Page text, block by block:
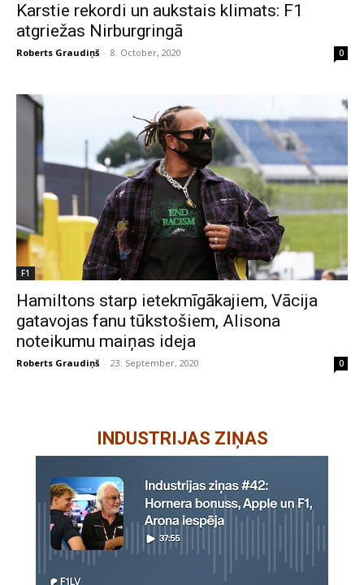
Karstie rekordi un aukstais klimats: F1
atgriežas Nirburgringā
Roberts Graudiņš - 8. October, 2020 0
F1
Hamiltons starp ietekmīgākajiem, Vācija
gatavojas fanu tūkstošiem, Alisona
noteikumu maiņas ideja
Roberts Graudiņš - 23. September, 2020 0
INDUSTRIJAS ZIŅAS